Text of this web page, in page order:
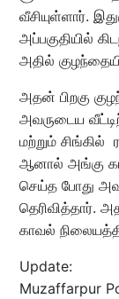
வீசியுள்ளார்.
அப்பகுதியில்
அதில்
அதன் பிறகு
அவருடைய
மற்றும்
ஆனால் அங்கு
செய்த போது
தெரிவித்தார்.
காவல்
Update:
Muzaffarpur